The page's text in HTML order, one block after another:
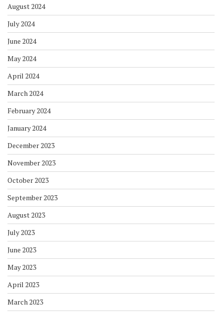
August 2024
July 2024
June 2024
May 2024
April 2024
March 2024
February 2024
January 2024
December 2023
November 2023
October 2023
September 2023
August 2023
July 2023
June 2023
May 2023
April 2023
March 2023